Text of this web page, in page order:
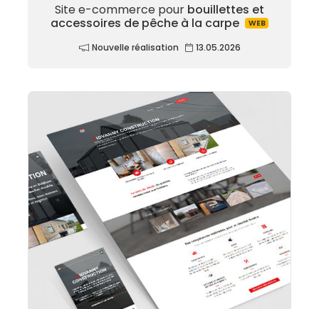
Site e-commerce pour bouillettes et
accessoires de pêche à la carpe
WEB
Nouvelle réalisation 13.05.2026